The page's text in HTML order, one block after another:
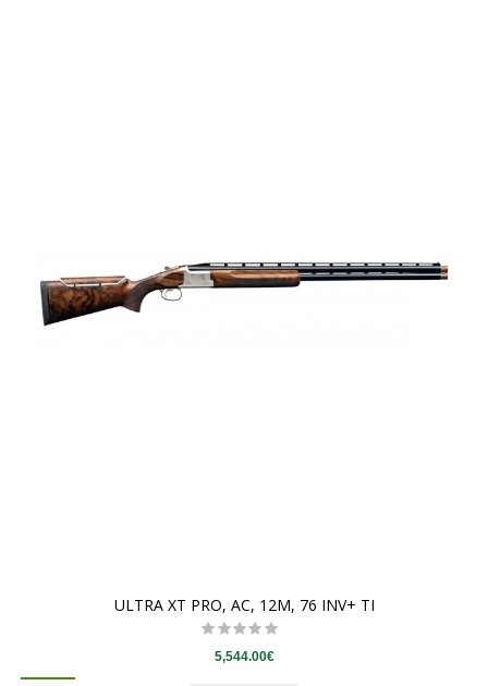
ULTRA XT PRO, AC, 12M, 76 INV+ TI
5,544.00€